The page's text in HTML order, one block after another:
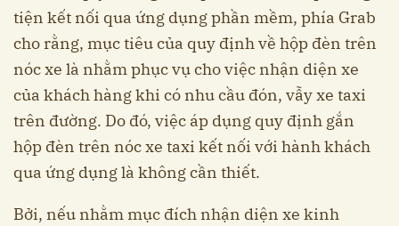
tiện kết nối qua ứng dụng phần mềm, phía Grab
cho rằng, mục tiêu của quy định về hộp đèn trên
nóc xe là nhằm phục vụ cho việc nhận diện xe
của khách hàng khi có nhu cầu đón, vẫy xe taxi
trên đường. Do đó, việc áp dụng quy định gắn
hộp đèn trên nóc xe taxi kết nối với hành khách
qua ứng dụng là không cần thiết.
Bởi, nếu nhằm mục đích nhận diện xe kinh